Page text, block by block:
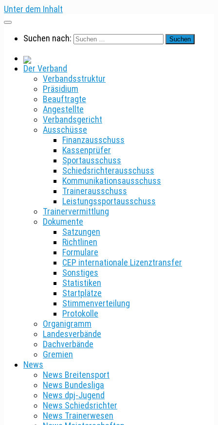
Unter dem Inhalt
Suchen nach:
Der Verband
Verbandsstruktur
Präsidium
Beauftragte
Angestellte
Verbandsgericht
Ausschüsse
Finanzausschuss
Kassenprüfer
Sportausschuss
Schiedsrichterausschuss
Kommunikationsausschuss
Trainerausschuss
Leistungssportausschuss
Trainervermittlung
Dokumente
Satzungen
Richtlinen
Formulare
CEP internationale Lizenztransfer
Sonstiges
Statistiken
Startplätze
Stimmenverteilung
Protokolle
Organigramm
Landesverbände
Dachverbände
Gremien
News
News Breitensport
News Bundesliga
News dpj-Jugend
News Schiedsrichter
News Trainerwesen